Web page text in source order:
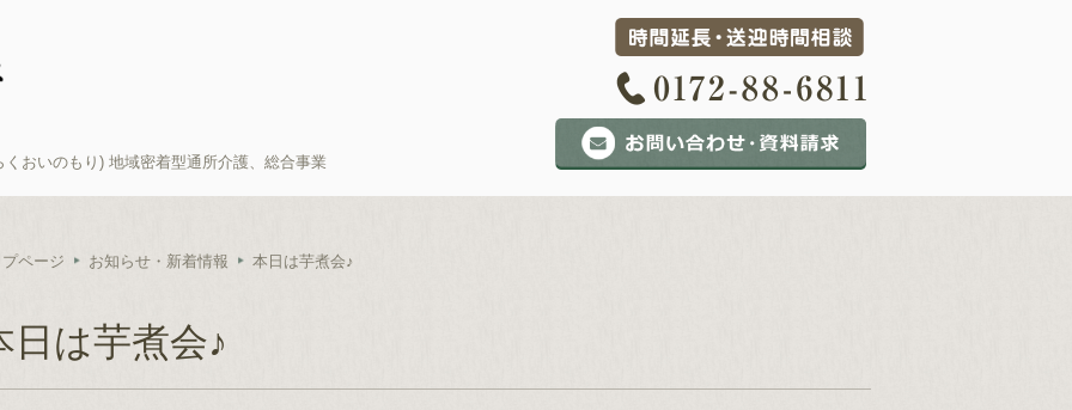
おいのもり) 地域密着型通所介護、総合事業
ページ お知らせ・新着情報 本日は芋煮会♪
日は芋煮会♪